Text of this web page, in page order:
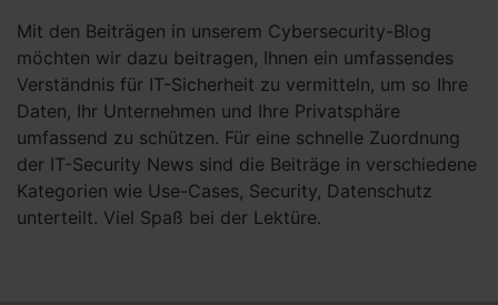
Mit den Beiträgen in unserem Cybersecurity-Blog
möchten wir dazu beitragen, Ihnen ein umfassendes
Verständnis für IT-Sicherheit zu vermitteln, um so Ihre
Daten, Ihr Unternehmen und Ihre Privatsphäre
umfassend zu schützen. Für eine schnelle Zuordnung
der IT-Security News sind die Beiträge in verschiedene
Kategorien wie Use-Cases, Security, Datenschutz
unterteilt. Viel Spaß bei der Lektüre.